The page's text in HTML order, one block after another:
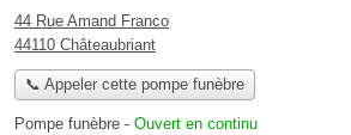
44 Rue Amand Franco
44110 Châteaubriant
📞 Appeler cette pompe funèbre
Pompe funèbre - Ouvert en continu